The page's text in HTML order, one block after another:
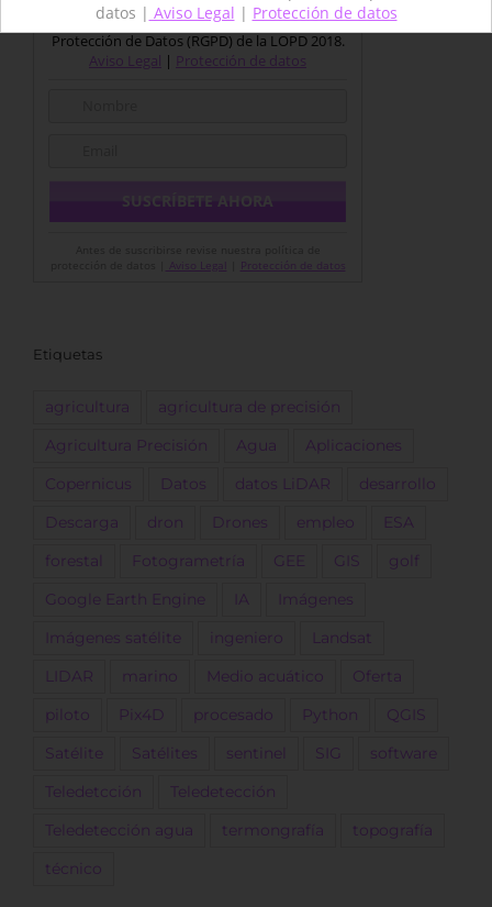
establecido en Reglamento General de
Protección de Datos (RGPD) de la LOPD 2018.
Aviso Legal | Protección de datos
Aviso Legal Protección de datos
Etiquetas
agricultura agricultura de precisión
Agricultura Precisión Agua Aplicaciones
Copernicus Datos datos LiDAR desarrollo
Descarga dron Drones empleo ESA
forestal Fotogrametría GEE GIS golf
Google Earth Engine IA Imágenes
Imágenes satélite ingeniero Landsat
LIDAR marino Medio acuático Oferta
piloto Pix4D procesado Python QGIS
Satélite Satélites sentinel SIG software
Teledetcción Teledetección
Teledetección agua termongrafía topografía
técnico
datos | Aviso Legal | Protección de datos